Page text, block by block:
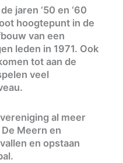
jaren ‘50 en ‘60
hoogtepunt in de
van een
leden in 1971. Ook
tot aan de
veel
al meer
Meern en
en opstaan